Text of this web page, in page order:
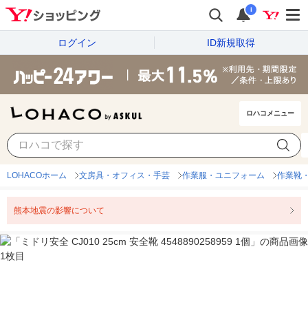
i
ログイン ID新規取得
ロハコメニュー
LOHACOホーム 文房具・オフィス・手芸 作業服・ユニフォーム 作業靴
熊本地震の影響について